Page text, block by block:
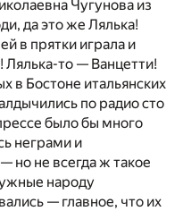
Чугунова из
да это же Лялька!
в прятки играла и
Лялька-то — Ванцетти!
в Бостоне итальянских
по радио сто
было бы много
неграми и
не всегда ж такое
народу
— главное, что их